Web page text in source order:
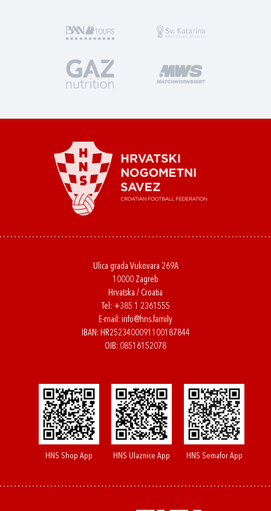
Ulica grada Vukovara 269A
10000 Zagreb
Hrvatska / Croatia
Tel: +385 1 2361555
E-mail: info@hns.family
IBAN: HR2523400091100187844
OIB: 08516152078
HNS Shop App HNS Ulaznice App HNS Semafor App